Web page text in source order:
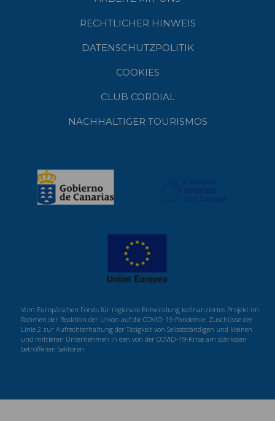
RECHTLICHER HINWEIS
DATENSCHUTZPOLITIK
COOKIES
CLUB CORDIAL
NACHHALTIGER TOURISMOS
Vom Europäischen Fonds für regionale Entwicklung kofinanziertes Projekt im
Rahmen der Reaktion der Union auf die COVID-19-Pandemie: Zuschüsse der
Linie 2 zur Aufrechterhaltung der Tätigkeit von Selbstständigen und kleinen
und mittleren Unternehmen in den von der COVID-19-Krise am stärksten
betroffenen Sektoren.